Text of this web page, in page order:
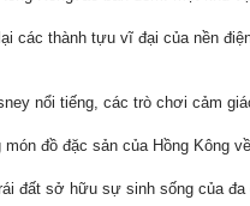
các thành tựu vĩ đại của nền
nổi tiếng, các trò chơi cảm
đồ đặc sản của Hồng Kông
đất sở hữu sự sinh sống của đa